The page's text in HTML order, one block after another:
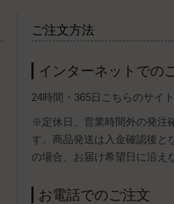
ご注文方法
インターネットでの
24時間・365日こちらのサイ
※定休日、営業時間外の発注
す。商品発送は入金確認後と
の場合、お届け希望日に沿え
お電話でのご注文